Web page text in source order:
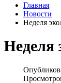
Главная
Новости
Неделя
Неделя